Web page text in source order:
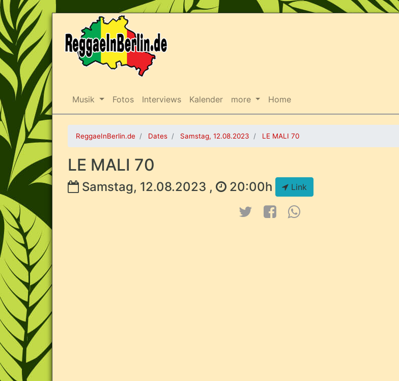
Musik Fotos Interviews Kalender more Home
ReggaeInBerlin.de Dates Samstag, 12.08.2023 LE MALI 70
LE MALI 70
Samstag, 12.08.2023 , 20:00h Link